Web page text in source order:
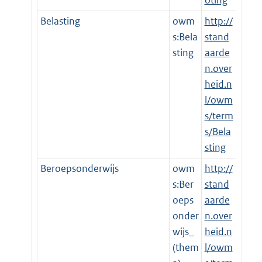
Belasting
owm
s:Bela
sting
http://
stand
aarde
n.over
heid.n
l/owm
s/term
s/Bela
sting
Beroepsonderwijs
owm
s:Ber
oeps
onder
wijs_
(them
http://
stand
aarde
n.over
heid.n
l/owm